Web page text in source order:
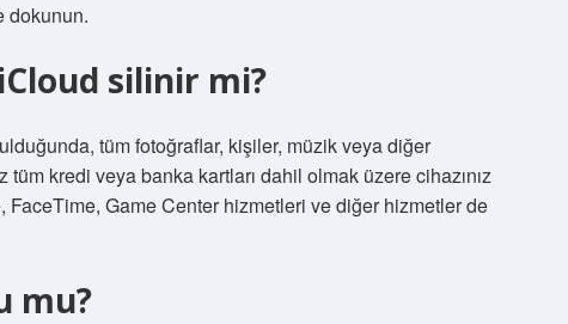
dokunun.
iCloud silinir mi?
tüm fotoğraflar, kişiler, müzik veya diğer
kredi veya banka kartları dahil olmak üzere cihazınız
FaceTime, Game Center hizmetleri ve diğer hizmetler de
mu?